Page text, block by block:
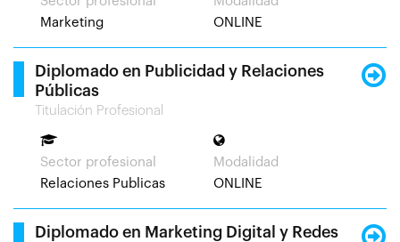
Marketing
ONLINE
Diplomado en Publicidad y Relaciones
Públicas
Titulación Profesional
Sector profesional
Relaciones Publicas
Modalidad
ONLINE
Diplomado en Marketing Digital y Redes